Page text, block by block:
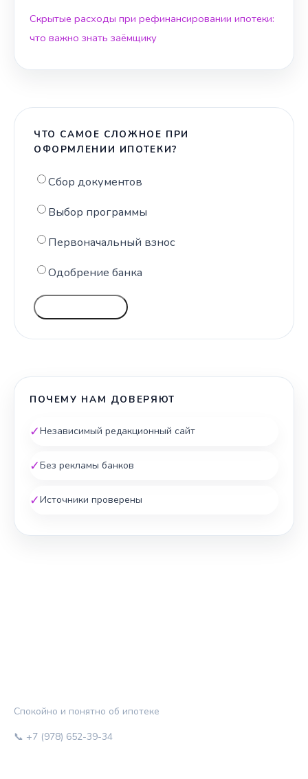
Скрытые расходы при рефинансировании ипотеки:
что важно знать заёмщику
ЧТО САМОЕ СЛОЖНОЕ ПРИ
ОФОРМЛЕНИИ ИПОТЕКИ?
Сбор документов
Выбор программы
Первоначальный взнос
Одобрение банка
ПОЧЕМУ НАМ ДОВЕРЯЮТ
✓Независимый редакционный сайт
✓Без рекламы банков
✓Источники проверены
Спокойно и понятно об ипотеке
📞 +7 (978) 652-39-34